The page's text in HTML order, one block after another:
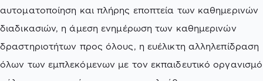
αυτοματοποίηση και πλήρης εποπτεία των καθημερινών
διαδικασιών, η άμεση ενημέρωση των καθημερινών
δραστηριοτήτων προς όλους, η ευέλικτη αλληλεπίδραση
όλων των εμπλεκόμενων με τον εκπαιδευτικό οργανισμό